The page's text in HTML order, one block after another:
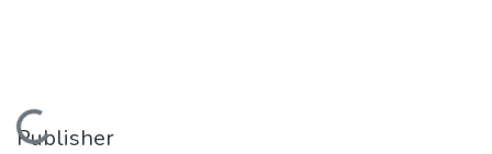
Loading...
Publisher